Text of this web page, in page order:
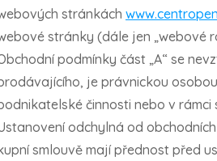
stránkách
stránky (dále jen „webové
podmínky část „A“ se
je právnickou
činnosti nebo v
odchylná od
kupní smlouvě mají přednost před